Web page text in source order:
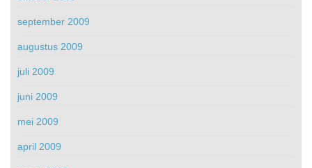
september 2009
augustus 2009
juli 2009
juni 2009
mei 2009
april 2009